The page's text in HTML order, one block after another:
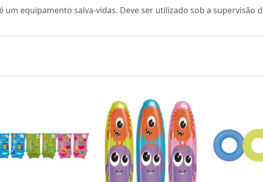
um equipamento salva-vidas. Deve ser utilizado sob a supervisão